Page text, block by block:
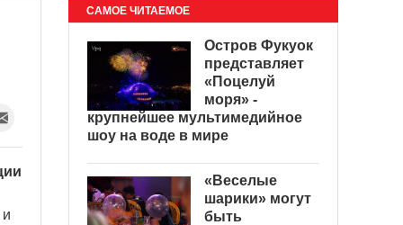
САМОЕ ЧИТАЕМОЕ
Остров Фукуок
представляет
«Поцелуй
моря» -
крупнейшее мультимедийное
шоу на воде в мире
«Веселые
шарики» могут
быть